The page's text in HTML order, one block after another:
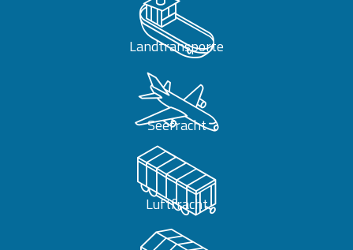
Landtransporte
Seefracht
Luftfracht